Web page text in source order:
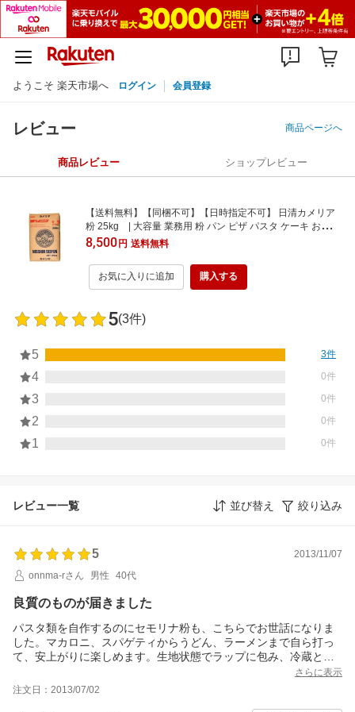
ようこそ 楽天市場へ ログイン 会員登録
レビュー 商品ページへ
商品レビュー ショップレビュー
【送料無料】【同梱不可】【日時指定不可】 日清カメリア
粉 25kg | 大容量 業務用 粉 パン ピザ パスタ ケーキ お菓子
作りなどに
8,500円 送料無料
お気に入りに追加 購入する
5(3件)
5 3件
4 0件
3 0件
2 0件
1 0件
レビュー一覧 並び替え 絞り込み
5
2013/11/07
onnma-rさん
男性 40代
良質のものが届きました
パスタ類を自作するのにセモリナ粉も、こちらでお世話になりま
した。マカロニ、スパゲティからうどん、ラーメンまで自ら打っ
て、安上がりに楽しめます。生地状態でラップに包み、冷蔵とい
さらに表示
注文日：2013/07/02